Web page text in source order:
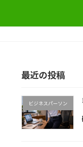
最近の投稿
ビジネスパーソン